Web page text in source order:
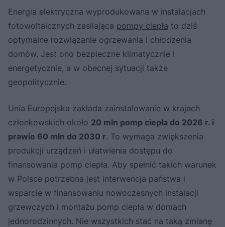
Energia elektryczna wyprodukowana w instalacjach
fotowoltaicznych zasilająca pompy ciepła to dziś
optymalne rozwiązanie ogrzewania i chłodzenia
domów. Jest ono bezpieczne klimatycznie i
energetycznie, a w obecnej sytuacji także
geopolitycznie.
Unia Europejska zakłada zainstalowanie w krajach
członkowskich około 20 mln pomp ciepła do 2026 r. i
prawie 60 mln do 2030 r. To wymaga zwiększenia
produkcji urządzeń i ułatwienia dostępu do
finansowania pomp ciepła. Aby spełnić takich warunek
w Polsce potrzebna jest interwencja państwa i
wsparcie w finansowaniu nowoczesnych instalacji
grzewczych i montażu pomp ciepła w domach
jednorodzinnych. Nie wszystkich stać na taką zmianę